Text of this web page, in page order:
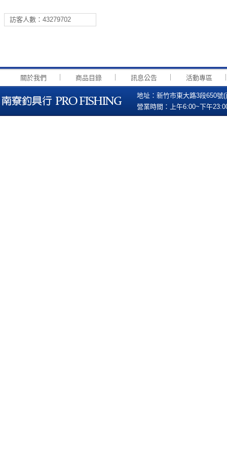
訪客人數：43279702
關於我們 商品目錄 訊息公告 活動專區
地址：新竹市東大路3段650
營業時間：上午6:00~下午